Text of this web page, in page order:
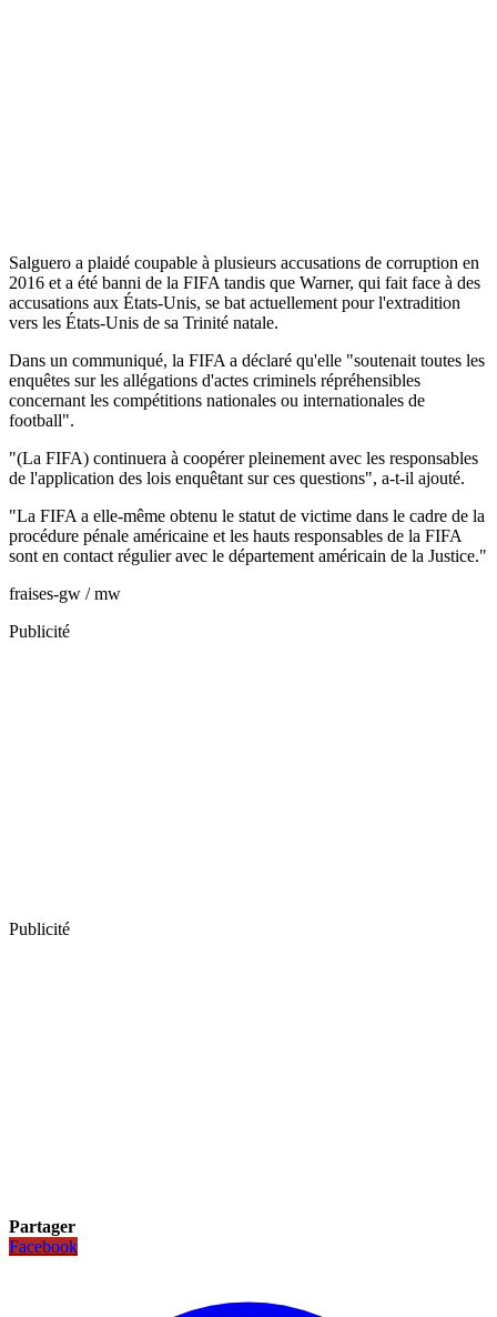
Salguero a plaidé coupable à plusieurs accusations de corruption en
2016 et a été banni de la FIFA tandis que Warner, qui fait face à des
accusations aux États-Unis, se bat actuellement pour l'extradition
vers les États-Unis de sa Trinité natale.
Dans un communiqué, la FIFA a déclaré qu'elle "soutenait toutes les
enquêtes sur les allégations d'actes criminels répréhensibles
concernant les compétitions nationales ou internationales de
football".
"(La FIFA) continuera à coopérer pleinement avec les responsables
de l'application des lois enquêtant sur ces questions", a-t-il ajouté.
"La FIFA a elle-même obtenu le statut de victime dans le cadre de la
procédure pénale américaine et les hauts responsables de la FIFA
sont en contact régulier avec le département américain de la Justice."
fraises-gw / mw
Publicité
Publicité
Partager
Facebook